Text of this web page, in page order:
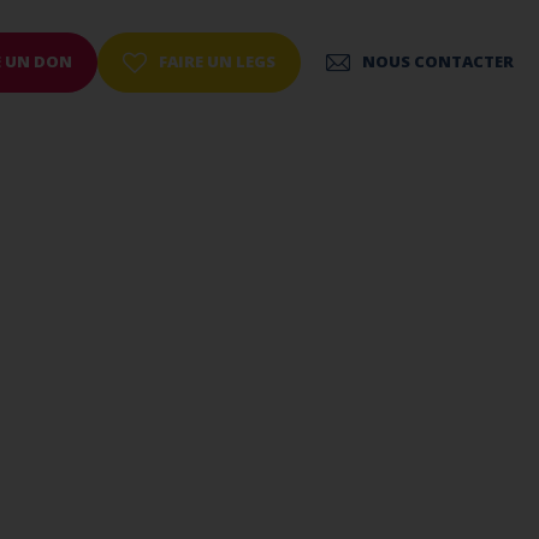
UN DON FAIRE UN LEGS NOUS CONTACTER